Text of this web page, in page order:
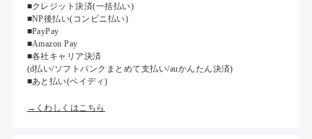
■クレジット決済(一括払い)
■NP後払い(コンビニ払い)
■PayPay
■Amazon Pay
■各社キャリア決済
(d払い/ソフトバンクまとめて支払い/auかんたん決済)
■あと払い(ペイディ)
→くわしくはこちら